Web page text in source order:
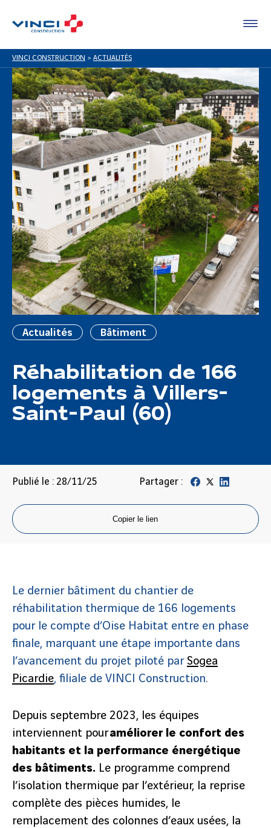
VINCI CONSTRUCTION > ACTUALITÉS
Actualités Bâtiment
Réhabilitation de 166
logements à Villers-
Saint-Paul (60)
Publié le : 28/11/25 Partager :
Copier le lien
Le dernier bâtiment du chantier de
réhabilitation thermique de 166 logements
pour le compte d’Oise Habitat entre en phase
finale, marquant une étape importante dans
l’avancement du projet piloté par Sogea
Picardie, filiale de VINCI Construction.
Depuis septembre 2023, les équipes
interviennent pouraméliorer le confort des
habitants et la performance énergétique
des bâtiments. Le programme comprend
l’isolation thermique par l’extérieur, la reprise
complète des pièces humides, le
remplacement des colonnes d’eaux usées, la